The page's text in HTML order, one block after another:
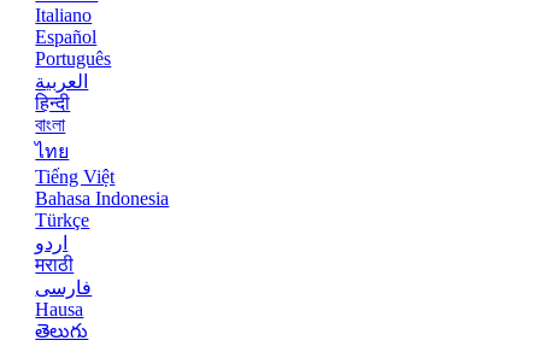
Italiano
Español
Português
العربية
हिन्दी
বাংলা
ไทย
Tiếng Việt
Bahasa Indonesia
Türkçe
اردو
मराठी
فارسی
Hausa
తెలుగు